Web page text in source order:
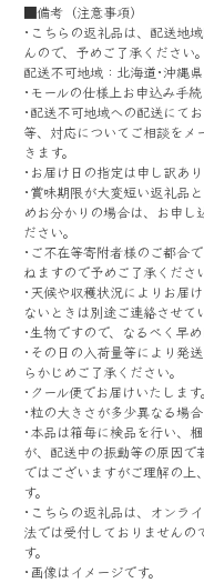
■備考（注意事項）
･こちらの返礼品は、配送地
んので、予めご了承ください。
配送不可地域：北海道･沖縄
･モールの仕様上お申込み手
･配送不可地域への配送にて
等、対応についてご相談をメ
きます。
･お届け日の指定は申し訳あ
･賞味期限が大変短い返礼品
めお分かりの場合は、お申し
ださい。
･ご不在等寄附者様のご都合
ねますので予めご了承くださ
･天候や収穫状況によりお届
ないときは別途ご連絡させて
･生物ですので、なるべく早
･その日の入荷量等により発
らかじめご了承ください。
･クール便でお届けいたします。
･粒の大きさが多少異なる場合
･本品は箱毎に検品を行い、
が、配送中の振動等の原因で
ではございますがご理解の上
す。
･こちらの返礼品は、オンラ
法では受付しておりませんの
す。
･画像はイメージです。